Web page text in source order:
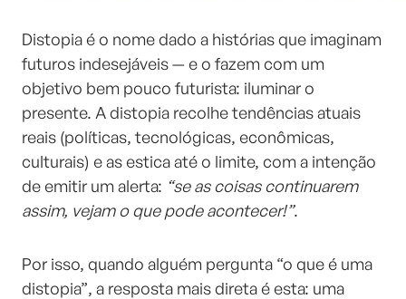
Distopia é o nome dado a histórias que imaginam
futuros indesejáveis — e o fazem com um
objetivo bem pouco futurista: iluminar o
presente. A distopia recolhe tendências atuais
reais (políticas, tecnológicas, econômicas,
culturais) e as estica até o limite, com a intenção
de emitir um alerta: “se as coisas continuarem
assim, vejam o que pode acontecer!”.
Por isso, quando alguém pergunta “o que é uma
distopia”, a resposta mais direta é esta: uma